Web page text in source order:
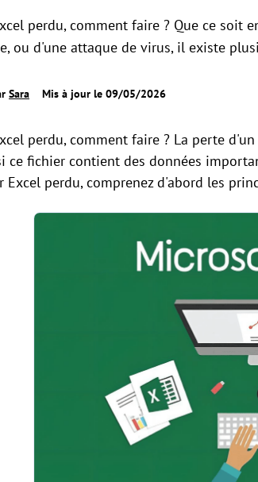
perdu, comment faire ? Que ce soit
ou d'une attaque de virus, il existe
Sara Mis à jour le 09/05/2026
perdu, comment faire ? La perte
ce fichier contient des données
Excel perdu, comprenez d'abord les